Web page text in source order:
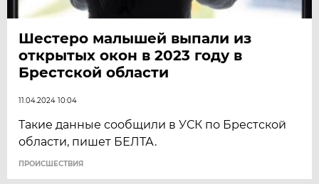
Шестеро малышей выпали из
открытых окон в 2023 году в
Брестской области
11.04.2024 10:04
Такие данные сообщили в УСК по Брестской
области, пишет БЕЛТА.
ПРОИСШЕСТВИЯ